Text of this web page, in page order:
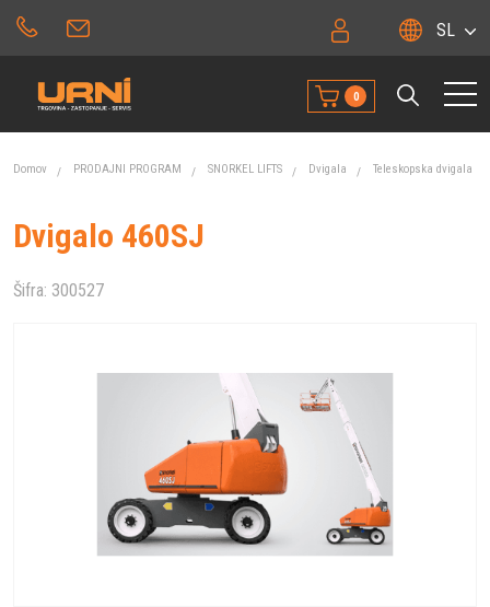
SL
0
Domov PRODAJNI PROGRAM SNORKEL LIFTS Dvigala Teleskopska dvigala
Dvigalo 460SJ
Šifra: 300527